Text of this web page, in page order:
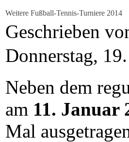
Weitere Fußball-Tennis-Turniere 2014
Geschrieben
Donnerstag,
Neben dem
am 11. Januar
Mal